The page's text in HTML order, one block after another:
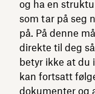
og ha en
som tar på seg
på. På denne
direkte til deg
betyr ikke at du
kan fortsatt
dokumenter og